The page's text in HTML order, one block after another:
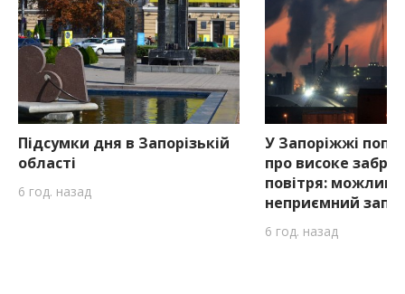
Підсумки дня в Запорізькій
області
6 год. назад
У Запоріжжі
про високе
повітря:
неприємний
6 год. назад